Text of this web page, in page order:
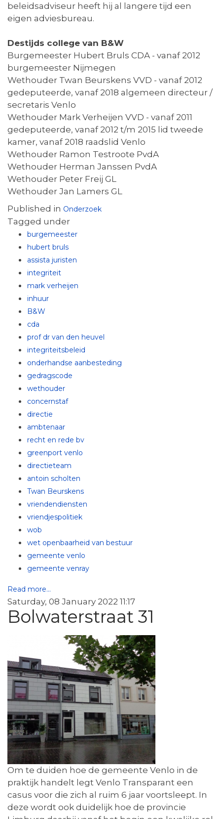
beleidsadviseur heeft hij al langere tijd een
eigen adviesbureau.
Destijds college van B&W
Burgemeester Hubert Bruls CDA - vanaf 2012
burgemeester Nijmegen
Wethouder Twan Beurskens VVD - vanaf 2012
gedeputeerde, vanaf 2018 algemeen directeur /
secretaris Venlo
Wethouder Mark Verheijen VVD - vanaf 2011
gedeputeerde, vanaf 2012 t/m 2015 lid tweede
kamer, vanaf 2018 raadslid Venlo
Wethouder Ramon Testroote PvdA
Wethouder Herman Janssen PvdA
Wethouder Peter Freij GL
Wethouder Jan Lamers GL
Published in Onderzoek
Tagged under
burgemeester
hubert bruls
assista juristen
integriteit
mark verheijen
inhuur
B&W
cda
prof dr van den heuvel
integriteitsbeleid
onderhandse aanbesteding
gedragscode
wethouder
concernstaf
directie
ambtenaar
recht en rede bv
greenport venlo
directieteam
antoin scholten
Twan Beurskens
vriendendiensten
vriendjespolitiek
wob
wet openbaarheid van bestuur
gemeente venlo
gemeente venray
Read more...
Saturday, 08 January 2022 11:17
Bolwaterstraat 31
Om te duiden hoe de gemeente Venlo in de
praktijk handelt legt Venlo Transparant een
casus voor die zich al ruim 6 jaar voortsleept. In
deze wordt ook duidelijk hoe de provincie